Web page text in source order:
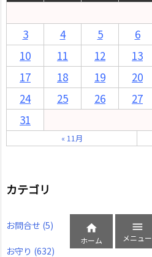
3
4 5 6
10
11 12 13
17
18 19 20
24
25 26 27
31
« 11月
カテゴリ
お問合せ (5)
お守り (632)

ホーム

メニュー